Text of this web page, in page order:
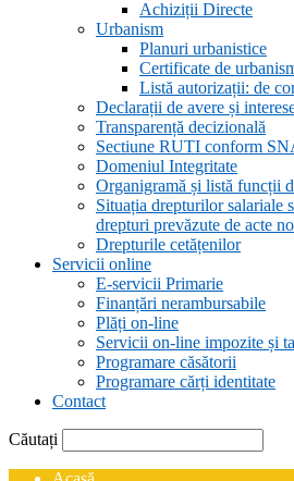
Achiziții Directe
Urbanism
Planuri urbanistice
Certificate de
Listă autorizații: de
Declarații de avere și
Transparență decizională
Sectiune RUTI conform
Domeniul Integritate
Organigramă și listă funcții
Situația drepturilor salariale
drepturi prevăzute de acte
Drepturile cetățenilor
Servicii online
E-servicii Primarie
Finanțări nerambursabile
Plăți on-line
Servicii on-line impozite și
Programare căsătorii
Programare cărți identitate
Contact
Căutați